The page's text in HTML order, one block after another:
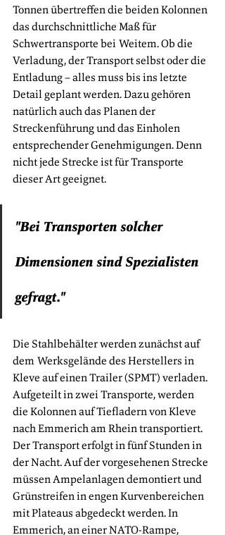
Tonnen übertreffen die beiden Kolonnen
das durchschnittliche Maß für
Schwertransporte bei Weitem. Ob die
Verladung, der Transport selbst oder die
Entladung – alles muss bis ins letzte
Detail geplant werden. Dazu gehören
natürlich auch das Planen der
Streckenführung und das Einholen
entsprechender Genehmigungen. Denn
nicht jede Strecke ist für Transporte
dieser Art geeignet.
"Bei Transporten solcher
Dimensionen sind Spezialisten
gefragt."
Die Stahlbehälter werden zunächst auf
dem Werksgelände des Herstellers in
Kleve auf einen Trailer (SPMT) verladen.
Aufgeteilt in zwei Transporte, werden
die Kolonnen auf Tiefladern von Kleve
nach Emmerich am Rhein transportiert.
Der Transport erfolgt in fünf Stunden in
der Nacht. Auf der vorgesehenen Strecke
müssen Ampelanlagen demontiert und
Grünstreifen in engen Kurvenbereichen
mit Plateaus abgedeckt werden. In
Emmerich, an einer NATO-Rampe,